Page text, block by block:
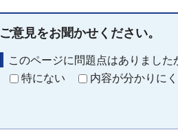
ご意見をお聞かせください。
このページに問題点はありました
特にない
内容が分かりに